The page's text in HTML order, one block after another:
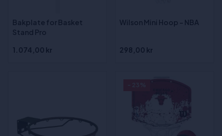
Bakplate for Basket
Stand Pro
1.074,00 kr
Wilson Mini Hoop - NBA
298,00 kr